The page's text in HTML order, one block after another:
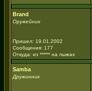
Brand
Оружейник
Пришел: 19.01.2002
Сообщения: 177
Откуда: из ***** на лыжах
Samba
Дружинник